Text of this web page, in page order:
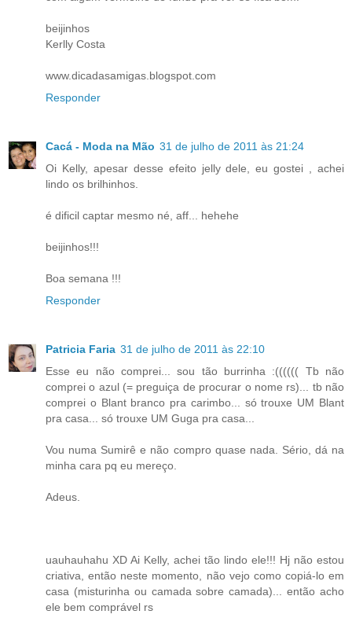
beijinhos
Kerlly Costa
www.dicadasamigas.blogspot.com
Responder
Cacá - Moda na Mão 31 de julho de 2011 às 21:24
Oi Kelly, apesar desse efeito jelly dele, eu gostei , achei
lindo os brilhinhos.
é dificil captar mesmo né, aff... hehehe
beijinhos!!!
Boa semana !!!
Responder
Patricia Faria 31 de julho de 2011 às 22:10
Esse eu não comprei... sou tão burrinha :(((((( Tb não
comprei o azul (= preguiça de procurar o nome rs)... tb não
comprei o Blant branco pra carimbo... só trouxe UM Blant
pra casa... só trouxe UM Guga pra casa...
Vou numa Sumirê e não compro quase nada. Sério, dá na
minha cara pq eu mereço.
Adeus.
uauhauhahu XD Ai Kelly, achei tão lindo ele!!! Hj não estou
criativa, então neste momento, não vejo como copiá-lo em
casa (misturinha ou camada sobre camada)... então acho
ele bem comprável rs